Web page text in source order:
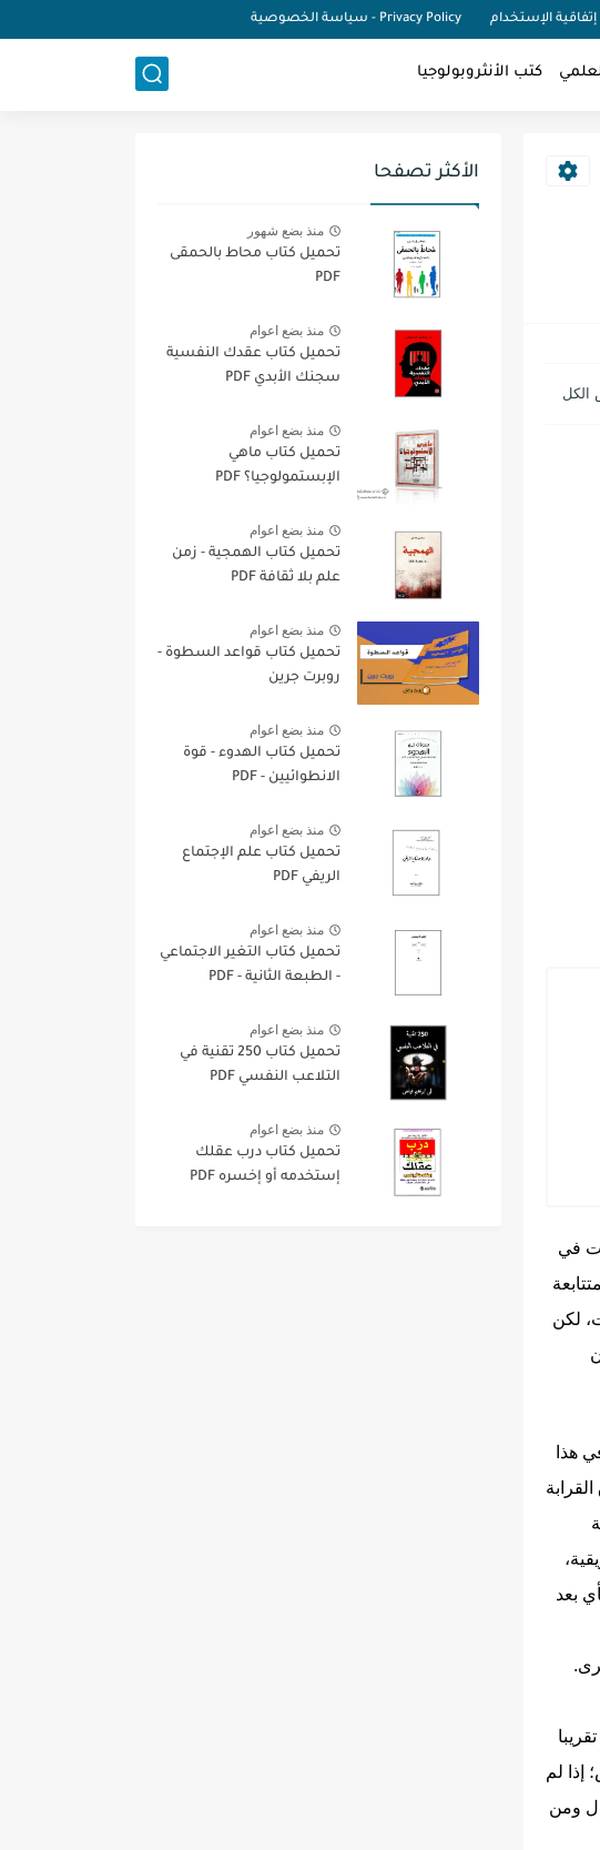
إتفاقية الإستخدام Privacy Policy - سياسة الخصوصية
كتب الأنثروبولوجيا
في
لکن
هذا
بعد
إذا لم
ومن
الأكثر تصفحا
منذ بضع شهور
تحميل كتاب محاط بالحمقى
PDF
منذ بضع اعوام
تحميل كتاب عقدك النفسية
سجنك الأبدي PDF
منذ بضع اعوام
تحميل كتاب ماهي
الإبستمولوجيا؟ PDF
منذ بضع اعوام
تحميل كتاب الهمجية - زمن
علم بلا ثقافة PDF
منذ بضع اعوام
تحميل كتاب قواعد السطوة -
روبرت جرين
منذ بضع اعوام
تحميل كتاب الهدوء - قوة
الانطوائيين - PDF
منذ بضع اعوام
تحميل كتاب علم الإجتماع
الريفي PDF
منذ بضع اعوام
تحميل كتاب التغير الاجتماعي
- الطبعة الثانية - PDF
منذ بضع اعوام
تحميل كتاب 250 تقنية في
التلاعب النفسي PDF
منذ بضع اعوام
تحميل كتاب درب عقلك
إستخدمه أو إخسره PDF